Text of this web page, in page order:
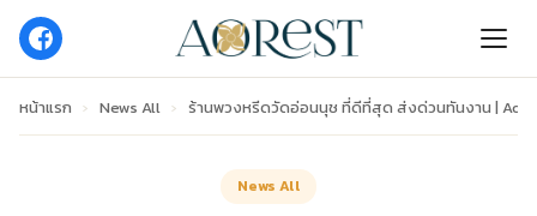
หน้าแรก › News All › ร้านพวงหรีดวัดอ่อนนุช ที่ดีที่สุด ส่งด่วนทันงาน |
News All